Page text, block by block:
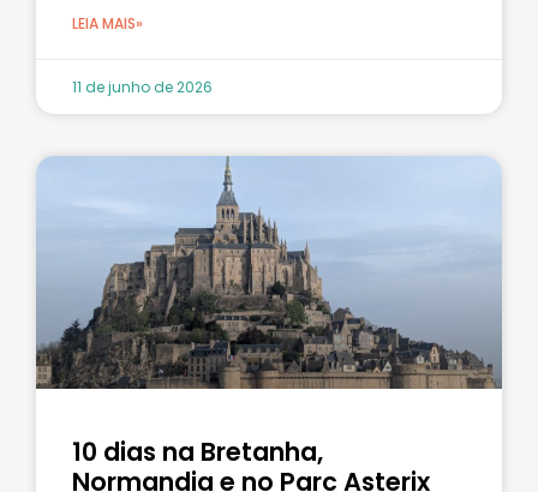
LEIA MAIS»
11 de junho de 2026
10 dias na Bretanha,
Normandia e no Parc Asterix